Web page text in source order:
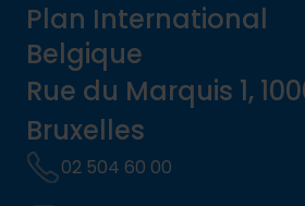
Plan International
Belgique
Rue du Marquis 1,
Bruxelles
02 504 60 00